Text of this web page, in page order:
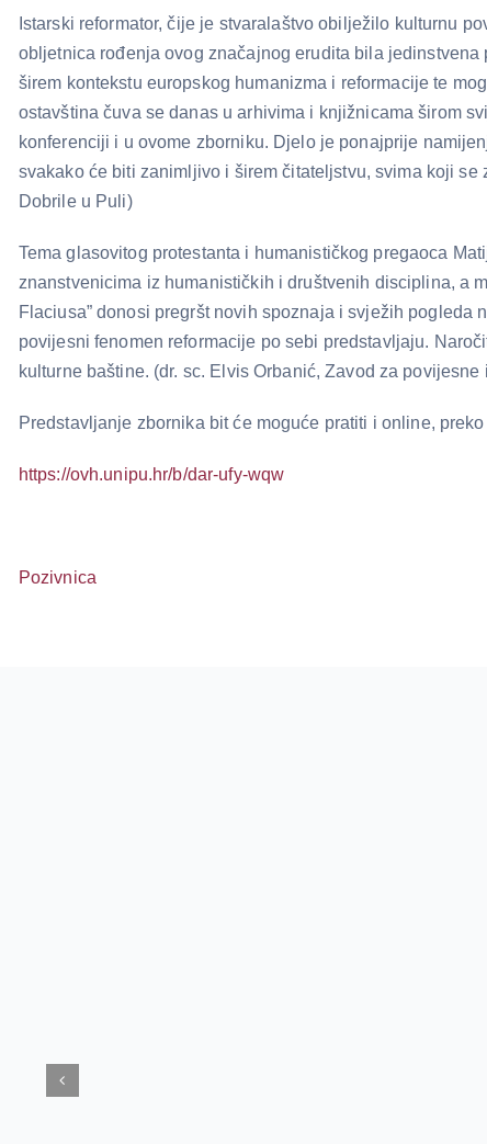
Istarski reformator, čije je stvaralaštvo obilježilo kulturnu
obljetnica rođenja ovog značajnog erudita bila
širem kontekstu europskog humanizma i reformacije te
ostavština čuva se danas u arhivima i knjižnicama širom
konferenciji i u ovome zborniku. Djelo je ponajprije
svakako će biti zanimljivo i širem čitateljstvu, svima koji
Dobrile u Puli)
Tema glasovitog protestanta i humanističkog pregaoca
znanstvenicima iz humanističkih i društvenih disciplina, a
Flaciusa” donosi pregršt novih spoznaja i svježih
povijesni fenomen reformacije po sebi predstavljaju.
kulturne baštine. (dr. sc. Elvis Orbanić, Zavod za
Predstavljanje zbornika bit će moguće pratiti i online,
https://ovh.unipu.hr/b/dar-ufy-wqw
Pozivnica